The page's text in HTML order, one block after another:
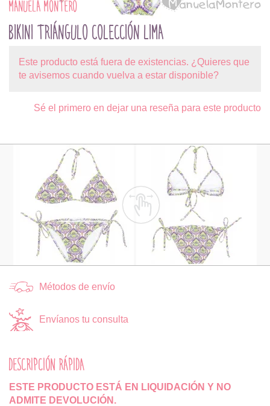
MANUELA MONTERO
BIKINI TRIÁNGULO COLECCIÓN LIMA
Este producto está fuera de existencias. ¿Quieres que
te avisemos cuando vuelva a estar disponible?
Sé el primero en dejar una reseña para este producto
Métodos de envío
Envíanos tu consulta
DESCRIPCIÓN RÁPIDA
ESTE PRODUCTO ESTÁ EN LIQUIDACIÓN Y NO
ADMITE DEVOLUCIÓN.